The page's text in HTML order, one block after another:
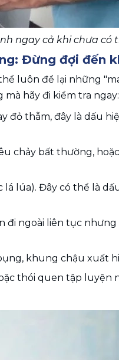
ngay cả khi chưa có
Đừng đợi đến
luôn để lại những
hãy đi kiểm tra ngay:
đỏ thẫm, đây là dấu
chảy bất thường,
lúa). Đây có thể là
đi ngoài liên tục nhưng
khung chậu xuất
thói quen tập luyện